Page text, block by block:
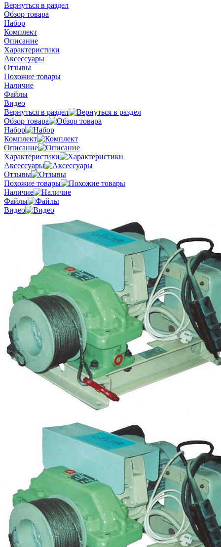
Вернуться в раздел
Обзор товара
Набор
Комплект
Описание
Характеристики
Аксессуары
Отзывы
Похожие товары
Наличие
Файлы
Видео
Вернуться в раздел
Обзор товара
Набор
Комплект
Описание
Характеристики
Аксессуары
Отзывы
Похожие товары
Наличие
Файлы
Видео